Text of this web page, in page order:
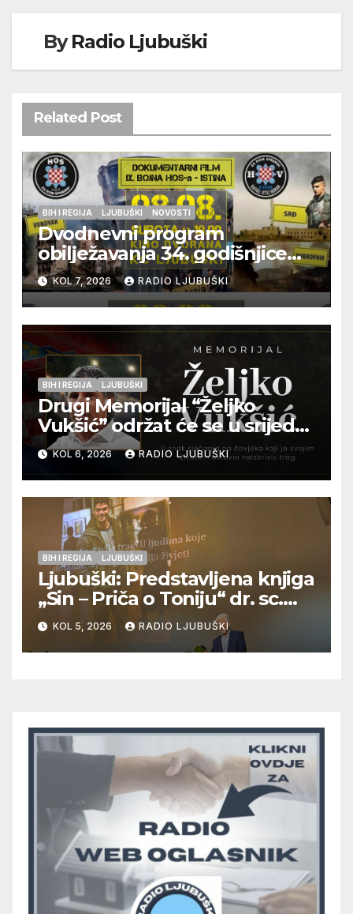
ByRadio Ljubuški
Related Post
BIH I REGIJA LJUBUŠKI NOVOSTI
Dvodnevni program
obilježavanja 34. godišnjice
pogibije generala Blaža
Kraljevića i osmorice
pripadnika HOS-a
KOL 7, 2026 RADIO LJUBUŠKI
BIH I REGIJA LJUBUŠKI
Drugi Memorijal “Željko
Vukšić” održat će se u srijedu
12. kolovoza u Otoku
KOL 6, 2026 RADIO LJUBUŠKI
BIH I REGIJA LJUBUŠKI
Ljubuški: Predstavljena knjiga
„Sin – Priča o Toniju“ dr. sc.
Zdenka Hercega
KOL 5, 2026 RADIO LJUBUŠKI